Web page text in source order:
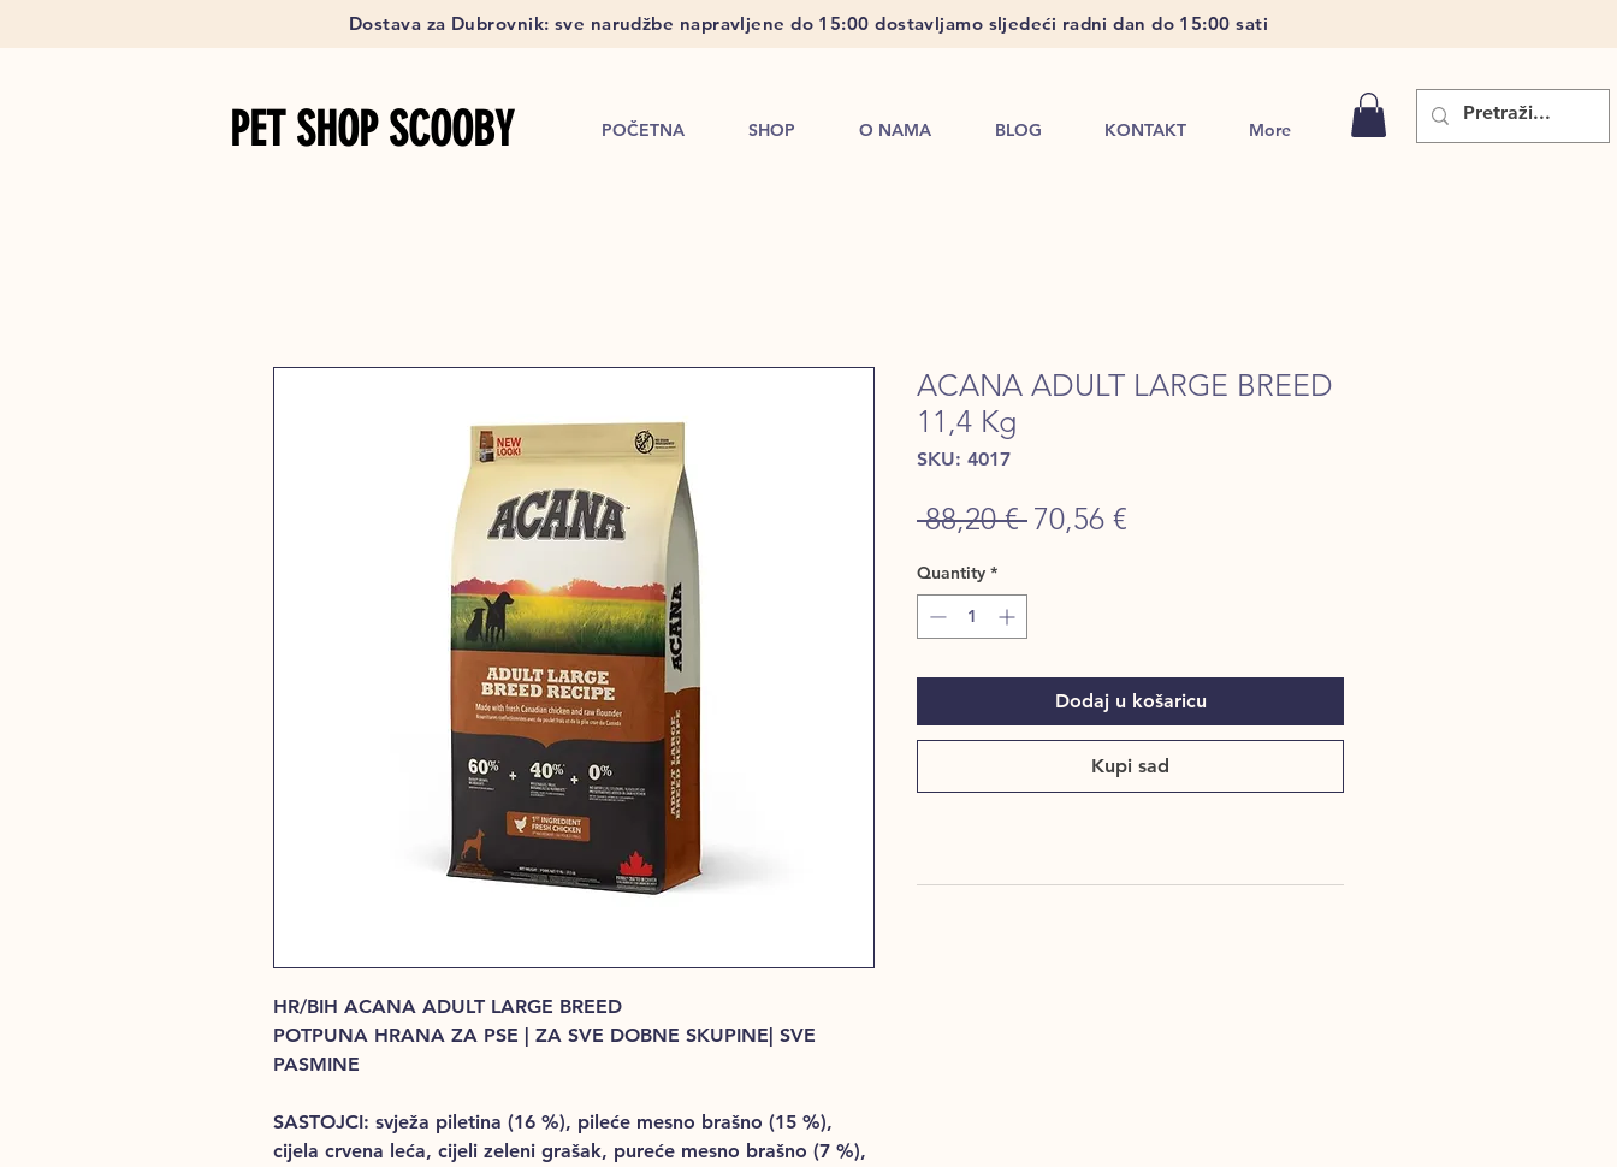
Dostava za Dubrovnik: sve narudžbe napravljene do 15:00 dostavljamo sljedeći radni dan do 15:00 sati
PET SHOP SCOOBY POČETNA SHOP O NAMA BLOG KONTAKT More
HR/BIH ACANA ADULT LARGE BREED
POTPUNA HRANA ZA PSE | ZA SVE DOBNE SKUPINE| SVE
PASMINE
SASTOJCI: svježa piletina (16 %), pileće mesno brašno (15 %),
cijela crvena leća, cijeli zeleni grašak, pureće mesno brašno (7 %),
ACANA ADULT LARGE BREED
11,4 Kg
SKU: 4017
88,20 € Regular
70,56 €
Quantity *
Dodaj u košaricu
Kupi sad